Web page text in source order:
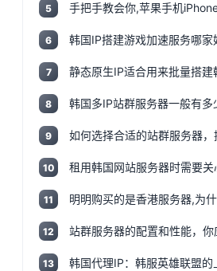
5
6
7 静态原生IP适合用来批量搭建
8 韩国多IP站群服务器一般有
9
10 租用韩国网站服务器时需要
11
12
13 韩国代理IP：韩服英雄联盟的